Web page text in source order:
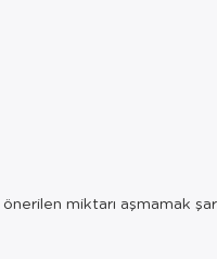
miktarı aşmamak